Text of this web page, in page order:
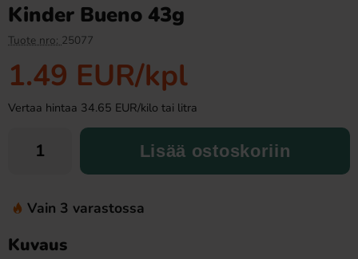
Osta
Kinder Bueno 43g
Tuote nro: 25077
1.49 EUR/kpl
Vertaa hintaa 34.65 EUR/kilo tai litra
Lisää ostoskoriin
Vain 3 varastossa
Kuvaus